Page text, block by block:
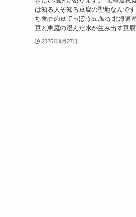
は知る人ぞ知る豆腐の聖地なんで
ち食品の豆てっぽう豆腐ね 北海道
豆と恵庭の澄んだ水が生み出す豆腐
2025年9月27日